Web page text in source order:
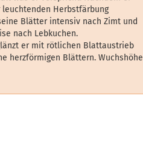
Herbstfärbung
Blätter intensiv nach Zimt und
nach Lebkuchen.
er mit rötlichen Blattaustrieb
herzförmigen Blättern. Wuchshöhe